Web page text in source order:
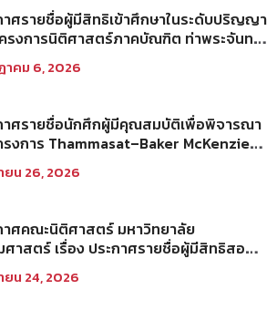
าศรายชื่อผู้มีสิทธิเข้าศึกษาในระดับปริญญา
รงการนิติศาสตร์ภาคบัณฑิต ท่าพระจันทร์
2569 รอบที่ 2
าคม 6, 2026
าศรายชื่อนักศึกผู้มีคุณสมบัติเพื่อพิจารณา
รงการ Thammasat–Baker McKenzie
ประจำปีการศึกษา 2569
ยน 26, 2026
าศคณะนิติศาสตร์ มหาวิทยาลัย
ศาสตร์ เรื่อง ประกาศรายชื่อผู้มีสิทธิสอบ
อกให้เป็นพนักงานมหาวิทยาลัย (คณะ
สตร์) สายวิชาการประเภทนักวิจัย ครั้งที่
ยน 24, 2026